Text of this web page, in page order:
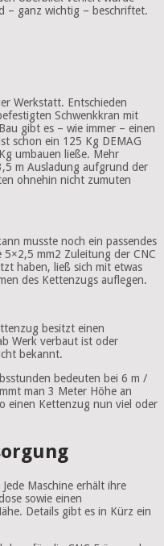
– ganz wichtig – beschriftet.
Werkstatt. Entschieden
Schwenkkran mit
gibt es – wie immer – einen
schon ein 125 Kg DEMAG
umbauen ließe. Mehr
m Ausladung aufgrund der
ohnehin nicht zumuten
musste noch ein passendes
5×2,5 mm2 Zuleitung der CNC
haben, ließ sich mit etwas
des Kettenzugs auflegen.
besitzt einen
Werk verbaut ist oder
bekannt.
bedeuten bei 6 m /
man 3 Meter Höhe an
einen Kettenzug nun viel oder
Maschine erhält ihre
sowie einen
Details gibt es in Kürz ein